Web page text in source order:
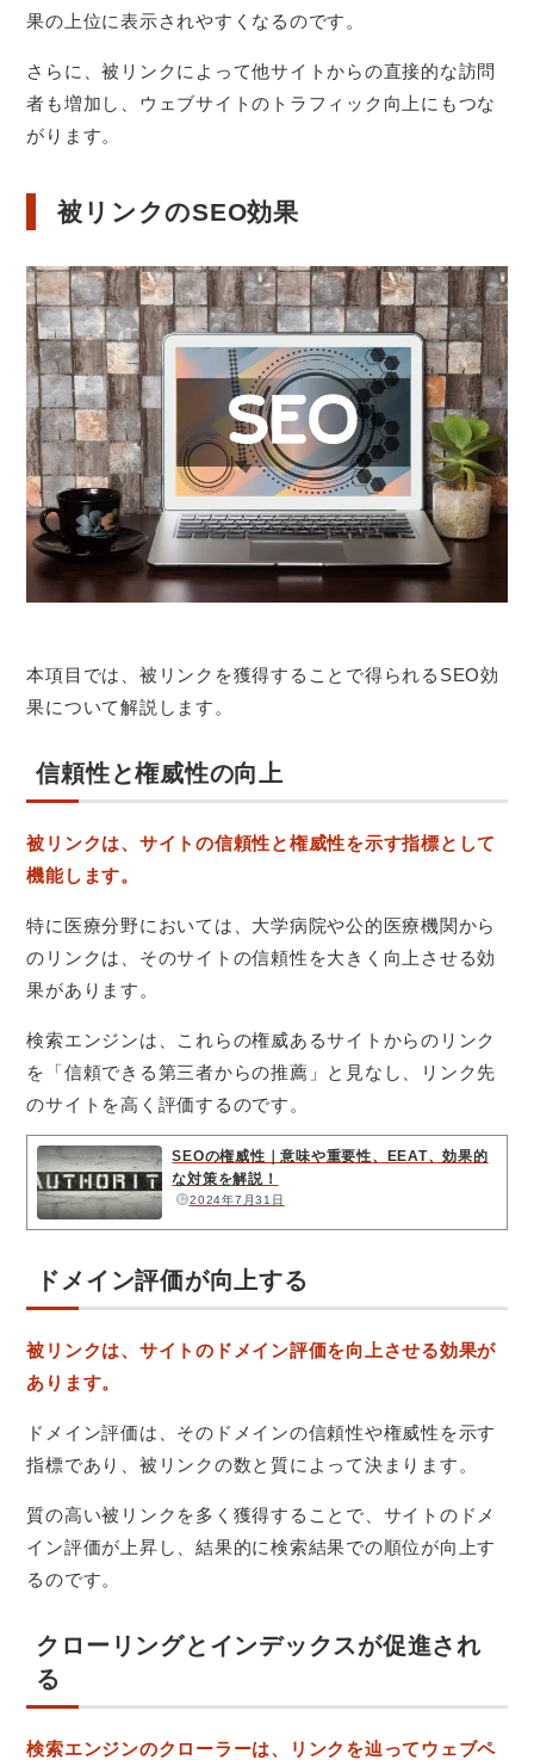
果の上位に表示されやすくなるのです。
さらに、被リンクによって他サイトからの直接的な訪問
者も増加し、ウェブサイトのトラフィック向上にもつな
がります。
被リンクのSEO効果
本項目では、被リンクを獲得することで得られるSEO効
果について解説します。
信頼性と権威性の向上
被リンクは、サイトの信頼性と権威性を示す指標として
機能します。
特に医療分野においては、大学病院や公的医療機関から
のリンクは、そのサイトの信頼性を大きく向上させる効
果があります。
検索エンジンは、これらの権威あるサイトからのリンク
を「信頼できる第三者からの推薦」と見なし、リンク先
のサイトを高く評価するのです。
SEOの権威性｜意味や重要性、EEAT、効果的
な対策を解説！
2024年7月31日
ドメイン評価が向上する
被リンクは、サイトのドメイン評価を向上させる効果が
あります。
ドメイン評価は、そのドメインの信頼性や権威性を示す
指標であり、被リンクの数と質によって決まります。
質の高い被リンクを多く獲得することで、サイトのドメ
イン評価が上昇し、結果的に検索結果での順位が向上す
るのです。
クローリングとインデックスが促進され
る
検索エンジンのクローラーは、リンクを辿ってウェブペ